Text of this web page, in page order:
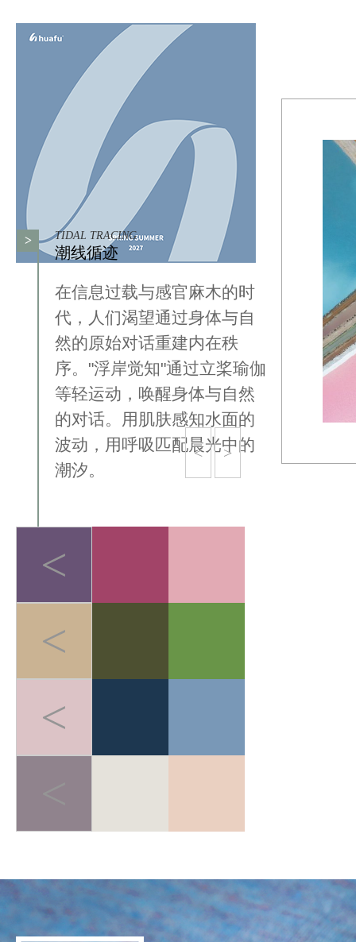
< >
> TIDAL TRACING
潮线循迹
在信息过载与感官麻木的时
代，人们渴望通过身体与自
然的原始对话重建内在秩
序。"浮岸觉知"通过立桨瑜伽
等轻运动，唤醒身体与自然
的对话。用肌肤感知水面的
波动，用呼吸匹配晨光中的
潮汐。
轻运动不挑战极限，而是通
过日常低强度活动实现能量
<
<
<